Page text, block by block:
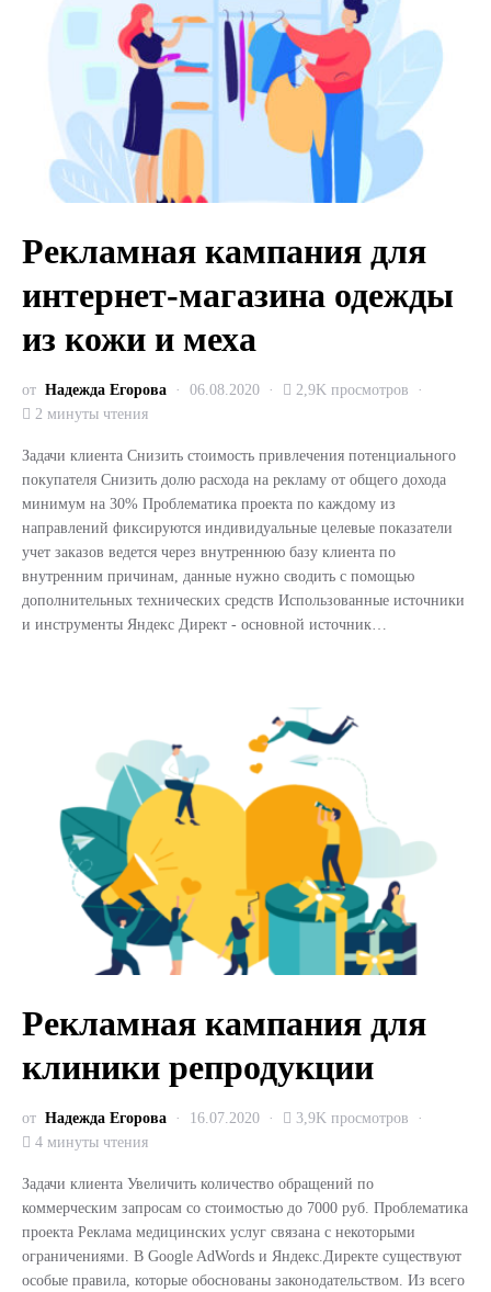
Рекламная кампания для
интернет-магазина одежды
из кожи и меха
от Надежда Егорова 06.08.2020
2,9K просмотров
2 минуты чтения
Задачи клиента Снизить стоимость привлечения потенциального
покупателя Снизить долю расхода на рекламу от общего дохода
минимум на 30% Проблематика проекта по каждому из
направлений фиксируются индивидуальные целевые показатели
учет заказов ведется через внутреннюю базу клиента по
внутренним причинам, данные нужно сводить с помощью
дополнительных технических средств Использованные источники
и инструменты Яндекс Директ - основной источник…
Рекламная кампания для
клиники репродукции
от Надежда Егорова 16.07.2020
3,9K просмотров
4 минуты чтения
Задачи клиента Увеличить количество обращений по
коммерческим запросам со стоимостью до 7000 руб. Проблематика
проекта Реклама медицинских услуг связана с некоторыми
ограничениями. В Google AdWords и Яндекс.Директе существуют
особые правила, которые обоснованы законодательством. Из всего